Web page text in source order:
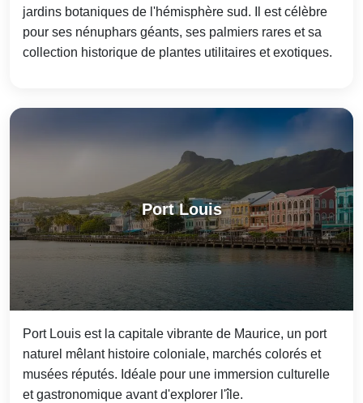
jardins botaniques de l'hémisphère sud. Il est célèbre
pour ses nénuphars géants, ses palmiers rares et sa
collection historique de plantes utilitaires et exotiques.
Port Louis
Port Louis est la capitale vibrante de Maurice, un port
naturel mêlant histoire coloniale, marchés colorés et
musées réputés. Idéale pour une immersion culturelle
et gastronomique avant d'explorer l'île.